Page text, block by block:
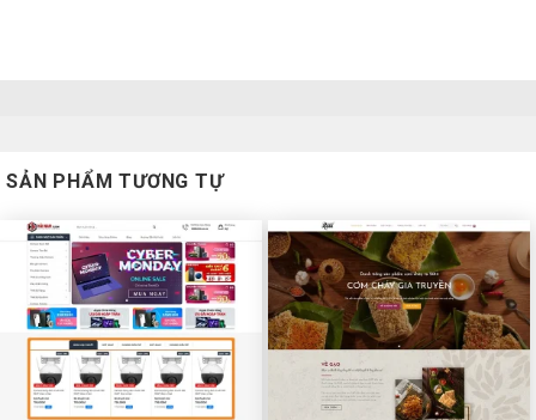
SẢN PHẨM TƯƠNG TỰ